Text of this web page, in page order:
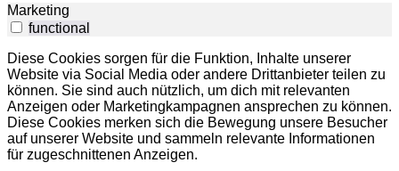
Marketing
functional
Diese Cookies sorgen für die Funktion, Inhalte unserer
Website via Social Media oder andere Drittanbieter teilen zu
können. Sie sind auch nützlich, um dich mit relevanten
Anzeigen oder Marketingkampagnen ansprechen zu können.
Diese Cookies merken sich die Bewegung unsere Besucher
auf unserer Website und sammeln relevante Informationen
für zugeschnittenen Anzeigen.